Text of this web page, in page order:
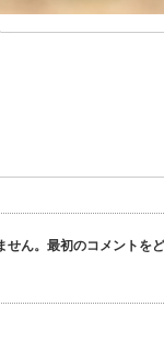
ん。最初のコメントをど